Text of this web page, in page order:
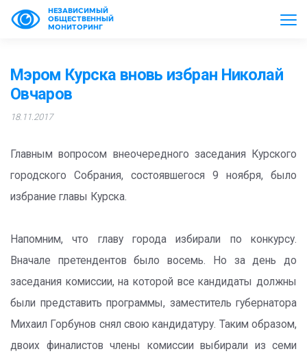
НЕЗАВИСИМЫЙ
ОБЩЕСТВЕННЫЙ
МОНИТОРИНГ
Мэром Курска вновь избран Николай
Овчаров
18.11.2017
Главным вопросом внеочередного заседания Курского
городского Собрания, состоявшегося 9 ноября, было
избрание главы Курска.
Напомним, что главу города избирали по конкурсу.
Вначале претендентов было восемь. Но за день до
заседания комиссии, на которой все кандидаты должны
были представить программы, заместитель губернатора
Михаил Горбунов снял свою кандидатуру. Таким образом,
двоих финалистов члены комиссии выбирали из семи